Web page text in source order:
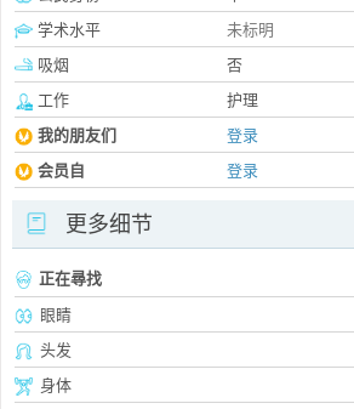
学术水平
未标明
吸烟
否
工作
护理
我的朋友们
登录
会员自
登录
更多细节
正在尋找
眼睛
头发
身体